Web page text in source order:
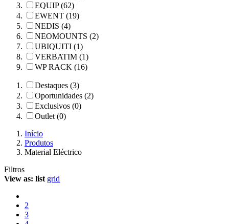
EQUIP (62)
EWENT (19)
NEDIS (4)
NEOMOUNTS (2)
UBIQUITI (1)
VERBATIM (1)
WP RACK (16)
Destaques (3)
Oportunidades (2)
Exclusivos (0)
Outlet (0)
Início
Produtos
Material Eléctrico
Filtros
View as: list grid
2
3